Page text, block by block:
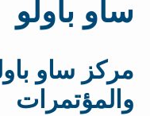
ساو باولو
مركز ساو
والمؤتمرات